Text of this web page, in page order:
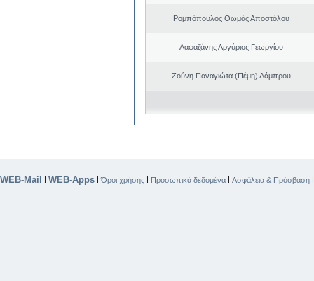
Ρομπόπουλος Θωμάς Αποστόλου
Λαφαζάνης Αργύριος Γεωργίου
Ζούνη Παναγιώτα (Πέμη) Λάμπρου
WEB-Mail | WEB-Apps |Όροι χρήσης | Προσωπικά δεδομένα | Ασφάλεια & Πρόσβαση